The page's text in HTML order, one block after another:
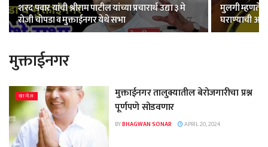
शरद पवार यांची श्रीराम पाटील यांच्या प्रचारार्थ उद्या ३ मे
रोजी चोपडा व मुक्ताईनगर येथे सभा
मुलगी म्हणते
घराण्याची
मुक्ताईनगर
खान्देश
मुक्ताईनगर तालुक्यातील बेरोजगारीचा प्रश्न
पूर्णपणे सोडवणार
BYBHAGWAN SONAR APRIL 20, 2024